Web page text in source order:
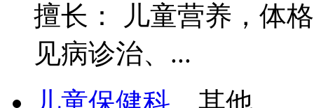
擅长： 儿童营养，体
见病诊治、...